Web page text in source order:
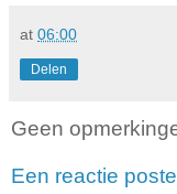
at 06:00
Delen
Geen
Een reactie